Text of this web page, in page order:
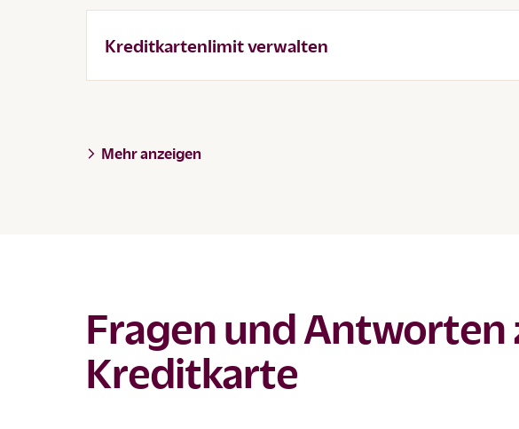
Kreditkartenlimit verwalten
Mehr anzeigen
Fragen und Antworten
Kreditkarte